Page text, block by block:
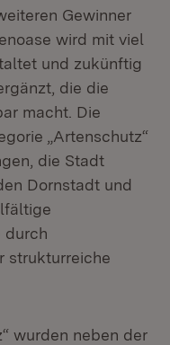
Gewinner
wird mit viel
und zukünftig
die die
macht. Die
„Artenschutz“
die Stadt
Dornstadt und
durch
strukturreiche
wurden neben der